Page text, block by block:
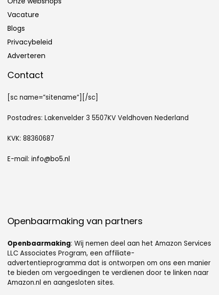
Vacature
Blogs
Privacybeleid
Adverteren
Contact
[sc name=”sitename”][/sc]
Postadres: Lakenvelder 3 5507KV Veldhoven Nederland
KVK: 88360687
E-mail: info@bo5.nl
Openbaarmaking van partners
Openbaarmaking: Wij nemen deel aan het Amazon Services
LLC Associates Program, een affiliate-
advertentieprogramma dat is ontworpen om ons een manier
te bieden om vergoedingen te verdienen door te linken naar
Amazon.nl en aangesloten sites.